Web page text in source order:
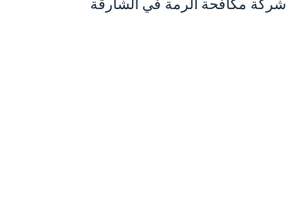
شركة مكافحة الرمة في الشارقة